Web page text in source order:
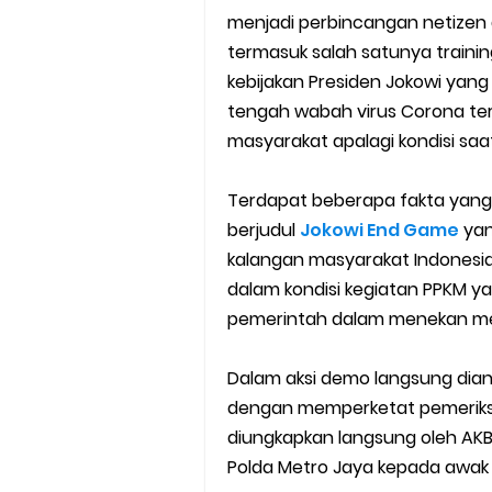
Cara Mudah Melihat Nomor
7 Cara Mudah Top Up Grab
5 Versi Map Paling Gacor Untuk
Cara Menghitung
Cara Menggunakan Paket
5 Biaya Potongan Shopee
10 Cara Jitu Autobid Untuk
menjadi perbincangan
termasuk salah satunya
kebijakan Presiden Jokowi
tengah wabah virus Corona
masyarakat apalagi kondisi
Terdapat beberapa fakta
berjudul Jokowi End Game
kalangan masyarakat
dalam kondisi kegiatan PPKM
pemerintah dalam menekan
Dalam aksi demo langsung
dengan memperketat
diungkapkan langsung oleh
Polda Metro Jaya kepada